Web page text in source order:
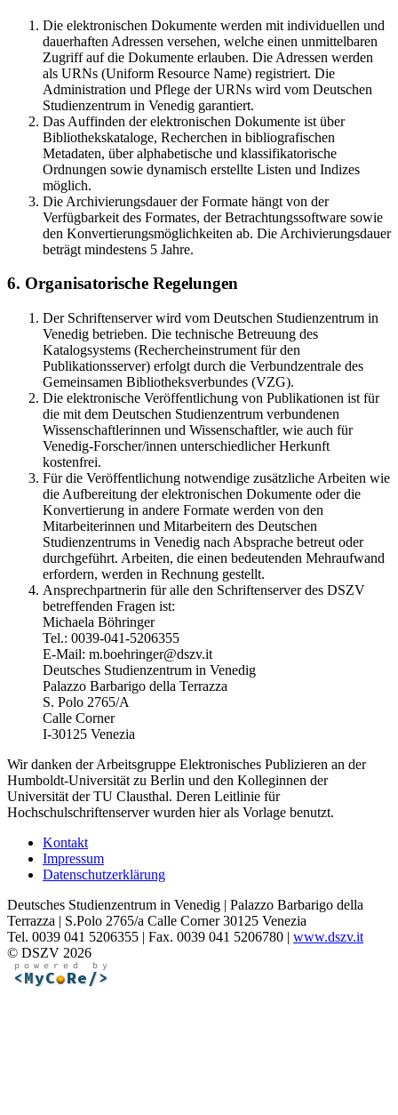
Die elektronischen Dokumente werden mit individuellen und
dauerhaften Adressen versehen, welche einen unmittelbaren
Zugriff auf die Dokumente erlauben. Die Adressen werden
als URNs (Uniform Resource Name) registriert. Die
Administration und Pflege der URNs wird vom Deutschen
Studienzentrum in Venedig garantiert.
Das Auffinden der elektronischen Dokumente ist über
Bibliothekskataloge, Recherchen in bibliografischen
Metadaten, über alphabetische und klassifikatorische
Ordnungen sowie dynamisch erstellte Listen und Indizes
möglich.
Die Archivierungsdauer der Formate hängt von der
Verfügbarkeit des Formates, der Betrachtungssoftware sowie
den Konvertierungsmöglichkeiten ab. Die Archivierungsdauer
beträgt mindestens 5 Jahre.
6. Organisatorische Regelungen
Der Schriftenserver wird vom Deutschen Studienzentrum in
Venedig betrieben. Die technische Betreuung des
Katalogsystems (Rechercheinstrument für den
Publikationsserver) erfolgt durch die Verbundzentrale des
Gemeinsamen Bibliotheksverbundes (VZG).
Die elektronische Veröffentlichung von Publikationen ist für
die mit dem Deutschen Studienzentrum verbundenen
Wissenschaftlerinnen und Wissenschaftler, wie auch für
Venedig-Forscher/innen unterschiedlicher Herkunft
kostenfrei.
Für die Veröffentlichung notwendige zusätzliche Arbeiten wie
die Aufbereitung der elektronischen Dokumente oder die
Konvertierung in andere Formate werden von den
Mitarbeiterinnen und Mitarbeitern des Deutschen
Studienzentrums in Venedig nach Absprache betreut oder
durchgeführt. Arbeiten, die einen bedeutenden Mehraufwand
erfordern, werden in Rechnung gestellt.
Ansprechpartnerin für alle den Schriftenserver des DSZV
betreffenden Fragen ist:
Michaela Böhringer
Tel.: 0039-041-5206355
E-Mail: m.boehringer@dszv.it
Deutsches Studienzentrum in Venedig
Palazzo Barbarigo della Terrazza
S. Polo 2765/A
Calle Corner
I-30125 Venezia
Wir danken der Arbeitsgruppe Elektronisches Publizieren an der
Humboldt-Universität zu Berlin und den Kolleginnen der
Universität der TU Clausthal. Deren Leitlinie für
Hochschulschriftenserver wurden hier als Vorlage benutzt.
Kontakt
Impressum
Datenschutzerklärung
Deutsches Studienzentrum in Venedig | Palazzo Barbarigo della
Terrazza | S.Polo 2765/a Calle Corner 30125 Venezia
Tel. 0039 041 5206355 | Fax. 0039 041 5206780 | www.dszv.it
© DSZV 2026